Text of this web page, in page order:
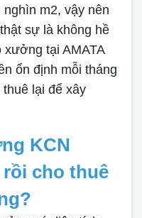
m2, vậy nên
sự là không hề
xưởng tại AMATA
ổn định mỗi tháng
lại để xây
KCN
cho thuê